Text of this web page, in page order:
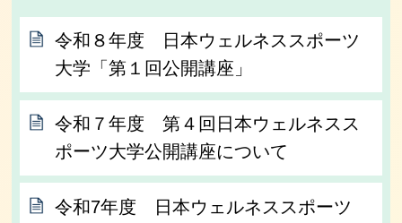
令和８年度 日本ウェルネススポーツ
大学「第１回公開講座」
令和７年度 第４回日本ウェルネスス
ポーツ大学公開講座について
令和7年度 日本ウェルネススポーツ